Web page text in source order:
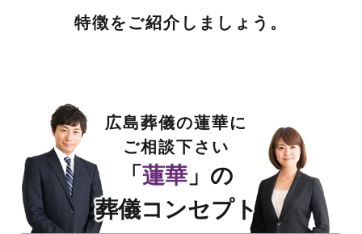
特徴をご紹介しましょう。
広島葬儀の蓮華に
ご相談下さい
「 蓮華」の
葬儀コンセプト